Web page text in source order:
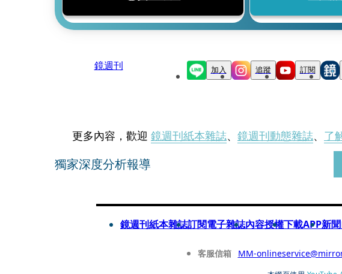
鏡週刊 加入 追蹤 訂閱
更多內容，歡迎 鏡週刊紙本雜誌、 鏡週刊動態雜誌、 了
獨家深度分析報導
鏡週刊紙本雜誌訂閱電子雜誌內容授權下載APP新
客服信箱 MM-